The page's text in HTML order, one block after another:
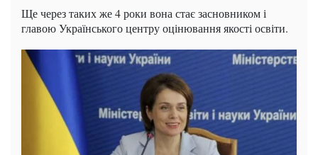
Ще через таких же 4 роки вона стає засновником і
главою Українського центру оцінювання якості освіти.